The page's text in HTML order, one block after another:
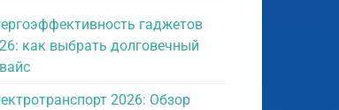
гаджетов
как выбрать долговечный
2026: Обзор